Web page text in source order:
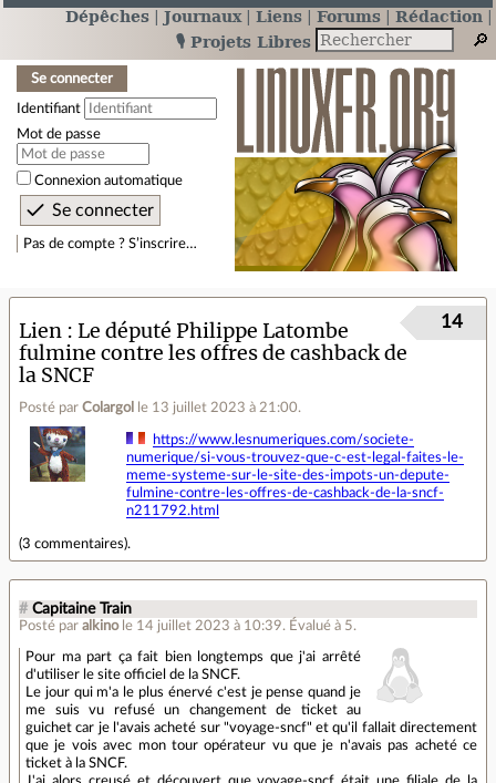
Dépêches Journaux Liens Forums
Rédaction
🎙️ Projets Libres
Se connecter
Identifiant
Mot de passe
Connexion automatique
Pas de compte ? S’inscrire…
Lien
Le député Philippe Latombe
fulmine contre les offres de cashback de
la SNCF
Posté par Colargol le 13 juillet 2023 à 21:00.
14
https://www.lesnumeriques.com/societe-
numerique/si-vous-trouvez-que-c-est-legal-faites-le-
meme-systeme-sur-le-site-des-impots-un-depute-
fulmine-contre-les-offres-de-cashback-de-la-sncf-
n211792.html
(3 commentaires).
# Capitaine Train
Posté par alkino le 14 juillet 2023 à 10:39. Évalué à 5.
Pour ma part ça fait bien longtemps que j'ai arrêté
d'utiliser le site officiel de la SNCF.
Le jour qui m'a le plus énervé c'est je pense quand je
me suis vu refusé un changement de ticket au
guichet car je l'avais acheté sur "voyage-sncf" et qu'il fallait directement
que je vois avec mon tour opérateur vu que je n'avais pas acheté ce
ticket à la SNCF.
J'ai alors creusé et découvert que voyage-sncf était une filiale de la